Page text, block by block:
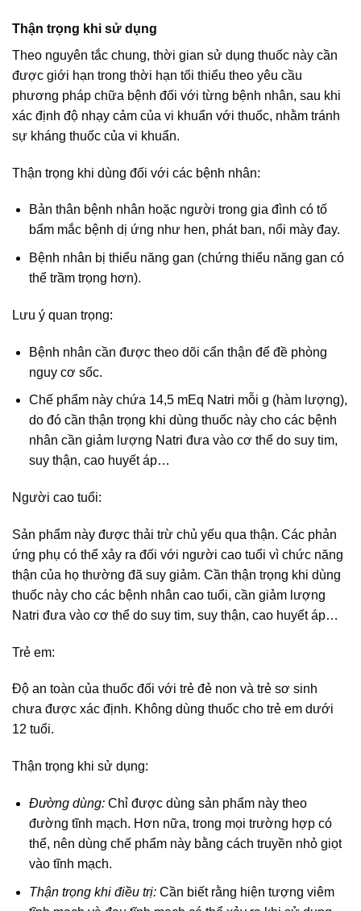
Thận trọng khi sử dụng
Theo nguyên tắc chung, thời gian sử dụng thuốc này cần
được giới hạn trong thời hạn tối thiểu theo yêu cầu
phương pháp chữa bệnh đối với từng bệnh nhân, sau khi
xác định độ nhạy cảm của vi khuẩn với thuốc, nhằm tránh
sự kháng thuốc của vi khuẩn.
Thận trọng khi dùng đối với các bệnh nhân:
Bản thân bệnh nhân hoặc người trong gia đình có tố
bẩm mắc bệnh dị ứng như hen, phát ban, nổi mày đay.
Bệnh nhân bị thiểu năng gan (chứng thiểu năng gan có
thể trầm trọng hơn).
Lưu ý quan trọng:
Bệnh nhân cần được theo dõi cẩn thận để đề phòng
nguy cơ sốc.
Chế phẩm này chứa 14,5 mEq Natri mỗi g (hàm lượng),
do đó cần thận trọng khi dùng thuốc này cho các bệnh
nhân cần giảm lượng Natri đưa vào cơ thể do suy tim,
suy thận, cao huyết áp…
Người cao tuổi:
Sản phẩm này được thải trừ chủ yếu qua thận. Các phản
ứng phụ có thể xảy ra đối với người cao tuổi vì chức năng
thận của họ thường đã suy giảm. Cần thận trọng khi dùng
thuốc này cho các bệnh nhân cao tuổi, cần giảm lượng
Natri đưa vào cơ thể do suy tim, suy thận, cao huyết áp…
Trẻ em:
Độ an toàn của thuốc đối với trẻ đẻ non và trẻ sơ sinh
chưa được xác định. Không dùng thuốc cho trẻ em dưới
12 tuổi.
Thận trọng khi sử dụng:
Đường dùng: Chỉ được dùng sản phẩm này theo
đường tĩnh mạch. Hơn nữa, trong mọi trường hợp có
thể, nên dùng chế phẩm này bằng cách truyền nhỏ giọt
vào tĩnh mạch.
Thận trọng khi điều trị: Cần biết rằng hiện tượng viêm